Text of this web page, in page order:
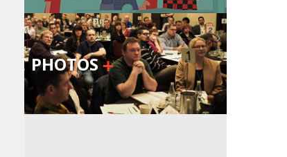
PHOTOS